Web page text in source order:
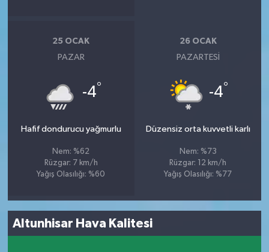
25 OCAK
PAZAR
-4°
Hafif dondurucu yağmurlu
Nem: %62
Rüzgar: 7 km/h
Yağış Olasılığı: %60
26 OCAK
PAZARTESI
-4°
Düzensiz orta kuvvetli karlı
Nem: %73
Rüzgar: 12 km/h
Yağış Olasılığı: %77
Altunhisar Hava Kalitesi